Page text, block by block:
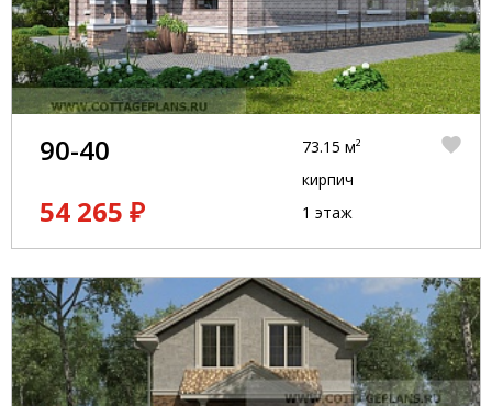
90-40
54 265 ₽
73.15 м²
кирпич
1 этаж